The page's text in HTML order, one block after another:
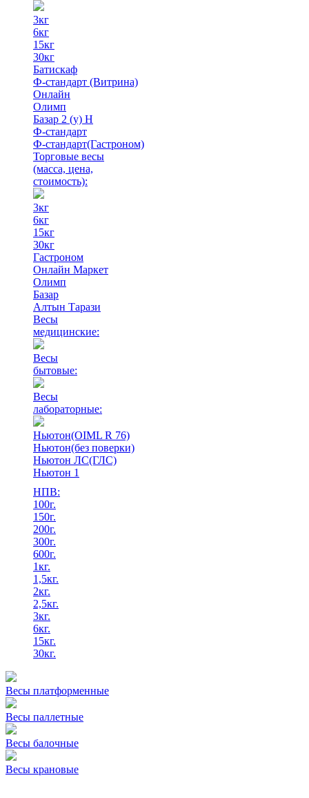
3кг
6кг
15кг
30кг
Батискаф
Ф-стандарт (Витрина)
Онлайн
Олимп
Базар 2 (у) Н
Ф-стандарт
Ф-стандарт(Гастроном)
Торговые весы
(масса, цена,
стоимость):
3кг
6кг
15кг
30кг
Гастроном
Онлайн Маркет
Олимп
Базар
Алтын Тарази
Весы
медицинские:
Весы
бытовые:
Весы
лабораторные:
Ньютон(OIML R 76)
Ньютон(без поверки)
Ньютон ЛС(ГЛС)
Ньютон 1
НПВ:
100г.
150г.
200г.
300г.
600г.
1кг.
1,5кг.
2кг.
2,5кг.
3кг.
6кг.
15кг.
30кг.
Весы платформенные
Весы паллетные
Весы балочные
Весы крановые